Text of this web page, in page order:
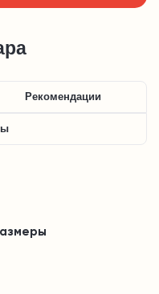
Рекомендации